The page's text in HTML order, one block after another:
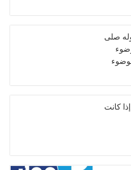
صلى
العبارة ١٦ – | +د٩ | إذا كانت